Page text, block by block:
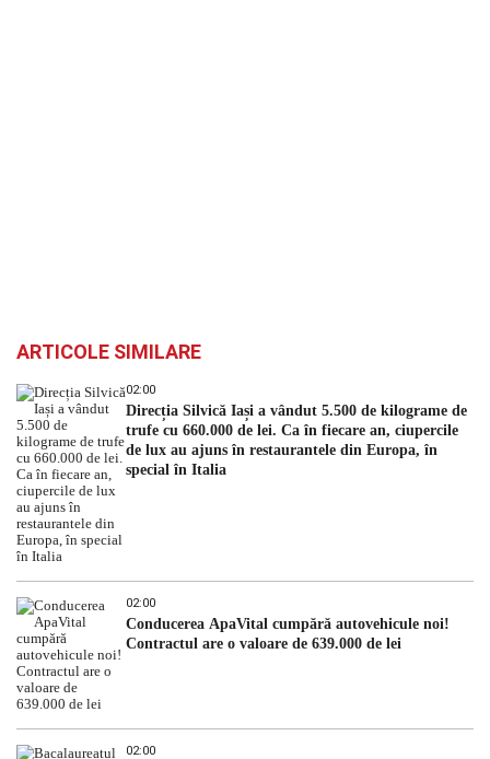
ARTICOLE SIMILARE
02:00
Direcția Silvică Iași a vândut 5.500 de kilograme de
trufe cu 660.000 de lei. Ca în fiecare an, ciupercile
de lux au ajuns în restaurantele din Europa, în
special în Italia
02:00
Conducerea ApaVital cumpără autovehicule noi!
Contractul are o valoare de 639.000 de lei
02:00